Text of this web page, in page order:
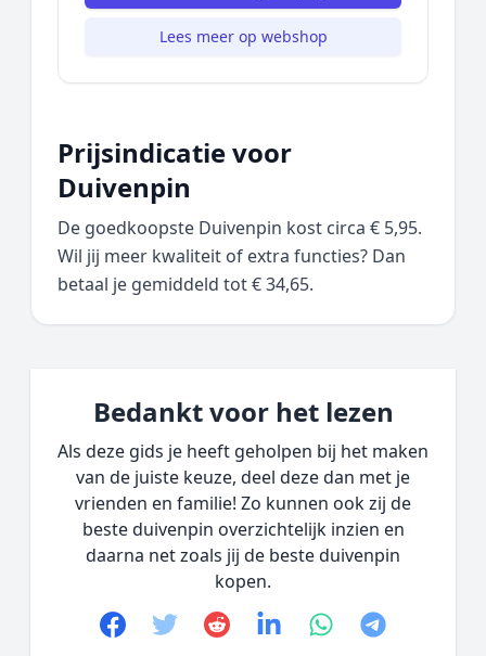
Lees meer op webshop
Prijsindicatie voor
Duivenpin
De goedkoopste Duivenpin kost circa € 5,95.
Wil jij meer kwaliteit of extra functies? Dan
betaal je gemiddeld tot € 34,65.
Bedankt voor het lezen
Als deze gids je heeft geholpen bij het maken
van de juiste keuze, deel deze dan met je
vrienden en familie! Zo kunnen ook zij de
beste duivenpin overzichtelijk inzien en
daarna net zoals jij de beste duivenpin
kopen.
Facebook
TwitterRedditlinkedinwhatsapp
telegram